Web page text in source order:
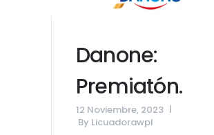
Danone:
Premiatón.
12 Noviembre, 2023
By Licuadorawpl